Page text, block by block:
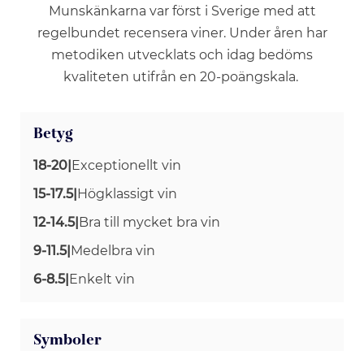
Munskänkarna var först i Sverige med att
regelbundet recensera viner. Under åren har
metodiken utvecklats och idag bedöms
kvaliteten utifrån en 20-poängskala.
Betyg
18-20|Exceptionellt vin
15-17.5|Högklassigt vin
12-14.5|Bra till mycket bra vin
9-11.5|Medelbra vin
6-8.5|Enkelt vin
Symboler